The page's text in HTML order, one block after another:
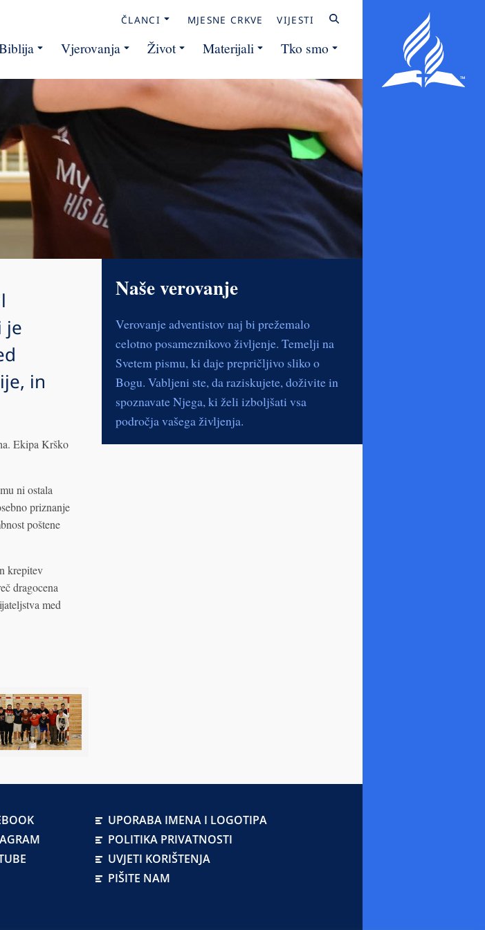
ČLANCI MJESNE CRKVE VIJESTI
Vjerovanja Život Materijali Tko smo
je
in
Ekipa Krško
ni ostala
priznanje
poštene
krepitev
dragocena
med
Naše verovanje
Verovanje adventistov naj bi prežemalo
celotno posameznikovo življenje. Temelji na
Svetem pismu, ki daje prepričljivo sliko o
Bogu. Vabljeni ste, da raziskujete, doživite in
spoznavate Njega, ki želi izboljšati vsa
področja vašega življenja.
UPORABA IMENA I LOGOTIPA
POLITIKA PRIVATNOSTI
UVJETI KORIŠTENJA
PIŠITE NAM